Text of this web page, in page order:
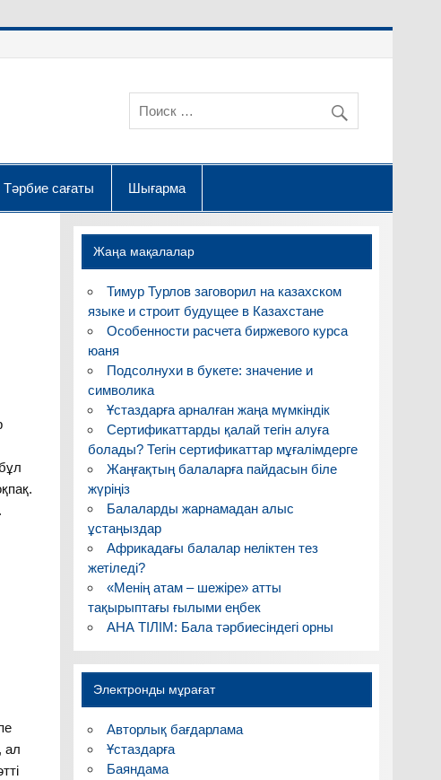
Тәрбие сағаты Шығарма
ал
Жаңа мақалалар
Тимур Турлов заговорил на казахском
языке и строит будущее в Казахстане
Особенности расчета биржевого курса
юаня
Подсолнухи в букете: значение и
символика
Ұстаздарға арналған жаңа мүмкіндік
Сертификаттарды қалай тегін алуға
болады? Тегін сертификаттар мұғалімдерге
Жаңғақтың балаларға пайдасын біле
жүріңіз
Балаларды жарнамадан алыс
ұстаңыздар
Африкадағы балалар неліктен тез
жетіледі?
«Менің атам – шежіре» атты
тақырыптағы ғылыми еңбек
АНА ТІЛІМ: Бала тәрбиесіндегі орны
Электронды мұрағат
Авторлық бағдарлама
Ұстаздарға
Баяндама